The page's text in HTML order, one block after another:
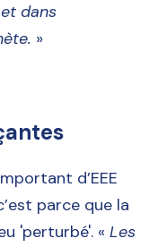
dans
»
d’EEE
parce que la
'perturbé'. «Les